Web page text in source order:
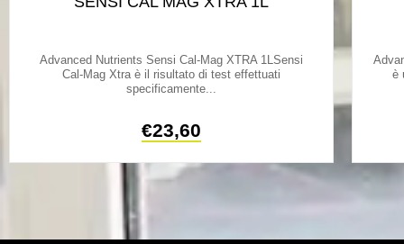
Advanced Nutrients Sensi Cal-Mag XTRA 1LSensi
Cal-Mag Xtra è il risultato di test effettuati
specificamente...
€23,60
è